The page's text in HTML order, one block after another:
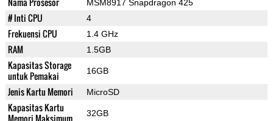
MSM8917 Snapdragon 425
# Inti CPU 4
Frekuensi CPU 1.4 GHz
RAM 1.5GB
Kapasitas Storage
untuk Pemakai
16GB
Jenis Kartu Memori MicroSD
Kapasitas Kartu
Memori Maksimum
32GB